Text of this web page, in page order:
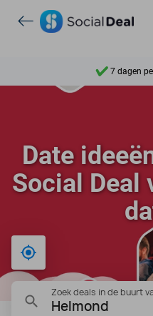
7 dagen
Date
Social Deal
Zoek deals in de buurt
Helmond